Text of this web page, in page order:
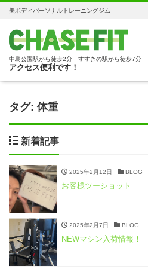
美ボディパーソナルトレーニングジム
中島公園駅から徒歩2分 すすきの駅から徒歩7分
アクセス便利です！
タグ: 体重
新着記事
2025年2月12日 BLOG
お客様ツーショット
2025年2月7日 BLOG
NEWマシン入荷情報！